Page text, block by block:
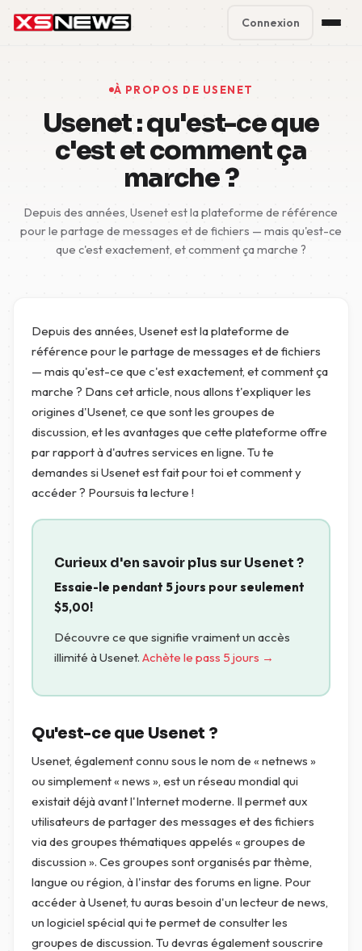
Support
FAQ
Connexion
À PROPOS DE USENET
Usenet : qu'est-ce que
c'est et comment ça
marche ?
Depuis des années, Usenet est la plateforme de référence
pour le partage de messages et de fichiers — mais qu'est-ce
que c'est exactement, et comment ça marche ?
Depuis des années, Usenet est la plateforme de
référence pour le partage de messages et de fichiers
— mais qu'est-ce que c'est exactement, et comment ça
marche ? Dans cet article, nous allons t'expliquer les
origines d'Usenet, ce que sont les groupes de
discussion, et les avantages que cette plateforme offre
par rapport à d'autres services en ligne. Tu te
demandes si Usenet est fait pour toi et comment y
accéder ? Poursuis ta lecture !
Curieux d'en savoir plus sur Usenet ?
Essaie-le pendant 5 jours pour seulement
$5,00!
Découvre ce que signifie vraiment un accès
illimité à Usenet. Achète le pass 5 jours →
Qu'est-ce que Usenet ?
Usenet, également connu sous le nom de « netnews »
ou simplement « news », est un réseau mondial qui
existait déjà avant l'Internet moderne. Il permet aux
utilisateurs de partager des messages et des fichiers
via des groupes thématiques appelés « groupes de
discussion ». Ces groupes sont organisés par thème,
langue ou région, à l'instar des forums en ligne. Pour
accéder à Usenet, tu auras besoin d'un lecteur de news,
un logiciel spécial qui te permet de consulter les
groupes de discussion. Tu devras également souscrire